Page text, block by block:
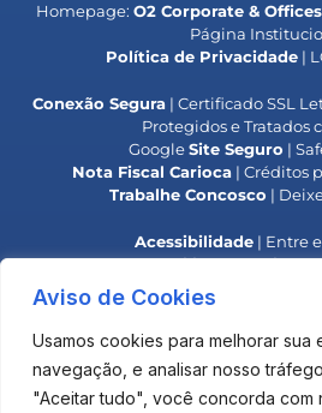
Aviso de Cookies
Usamos cookies para melhorar sua
navegação, e analisar nosso
"Aceitar tudo", você concorda com
Homepage: O2 Corporate & Offices
Página
Política de Privacidade|
Conexão Segura| Certificado SSL
Protegidos e Tratados
GoogleSite Seguro |
Nota Fiscal Carioca | Créditos
Trabalhe Concosco |
Acessibilidade| Entre
Responsabilidade Social|
**
Alerta OAB
**Alerta INPI
O uso deste site não estabelece
cliente com o
Os materiais são elaborados para